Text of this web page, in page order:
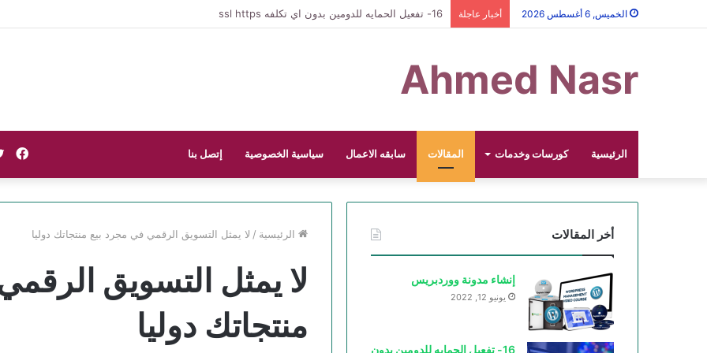
الخميس, 6 أغسطس 2026 أخبار عاجلة 16- تفعيل الحمايه للدومين بدون اي تكلفه ssl https
Ahmed Nasr
الرئيسية كورسات وخدمات المقالات سابقه الاعمال سياسية الخصوصية إتصل بنا
الرئيسية / لا يمثل التسويق الرقمي في مجرد بيع منتجاتك دوليا
لا يمثل التسويق
منتجاتك دوليا
أخر المقالات
إنشاء مدونة ووردبريس
يونيو 12, 2022
16- تفعيل الحمايه للدومين بدون